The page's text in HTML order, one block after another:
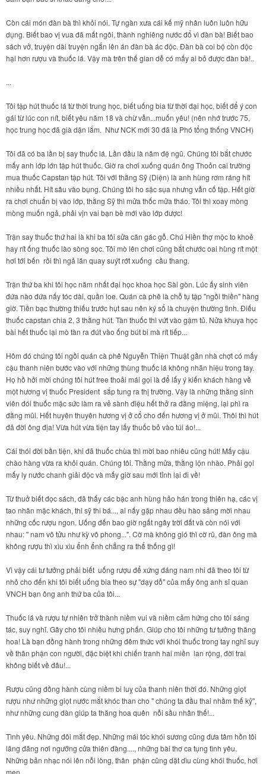
Còn cái món đàn bà thì khỏi nói. Tự ngàn xưa cái kế mỹ nhân luôn luôn hữu
dụng. Biết bao vị vua đã mất ngôi, thành nghiêng nước đổ vì đàn bà! Biết bao
sách vở, truyện dài truyện ngắn lên án đàn bà ác độc. Đàn bà coi bộ còn độc
hại hơn rượu và thuốc lá. Vậy mà trên thế gian dễ có mấy ai bỏ được đàn bà!..
...
Tôi tập hút thuốc lá từ thời trung học, biết uống bia từ thời đại học, biết để ý con
gái từ lúc con nít, biết yêu năm 18 và chừ vẫn...muốn yêu! (nên nhớ trước 75,
học trung học đã già dặn lắm. Như NCK mới 30 đã là Phó tổng thống VNCH)
Tôi đã có ba lần bị say thuốc lá. Lần đầu là năm đệ ngũ. Chúng tôi bắt chước
mấy anh lớp lớn tập hút thuốc. Giờ ra chơi xuống quán ông Thoỏn cai trường
mua thuốc Capstan tập hút. Tôi với thằng Sỹ (Diện) là anh hùng rơm ráng hít
nhiều nhất. Hít sâu vào bụng. Chúng tôi ho sặc sụa nhưng vẫn cố tập. Hết giờ
ra chơi chuẩn bị vào lớp, thằng Sỹ thì mửa thốc mửa tháo. Tôi thì xoay mòng
mòng muốn ngả, phải vịn vai bạn bè mới vào lớp được!
Trận say thuốc thứ hai là khi ba tôi sửa căn gác gỗ. Chú Hiền thợ mộc to khoẻ
hay rít ống thuốc lào sòng sọc. Tôi mò lên chơi cũng bắt chước oai hùng rít một
hơi tới bến rồi thì ngả lăn quay suýt rớt xuống cầu thang.
Trận thứ ba khi tôi học năm nhất đại học khoa học Sài gòn. Lúc ấy sinh viên
đứa nào đứa nấy tóc dài, quần loe. Quán cà phê là chỗ tụ tập "ngồi thiền" hàng
giờ. Tiền bạc thường thiếu trước hụt sau nên ký sổ là chuyện thường tình. Điếu
thuốc capstan chia 2, 3 thằng hút. Tàn thuốc thì vứt vào gậm tủ. Nửa khuya học
bài hết thuốc lại mò tàn ra đút vào ống bút bi mà rít tiếp...
Hôm đó chúng tôi ngồi quán cà phê Nguyễn Thiện Thuật gần nhà chợt có mấy
cậu thanh niên bước vào với những thùng thuốc lá không nhãn hiệu trong tay.
Họ hồ hởi mời chúng tôi hút free thoải mái gọi là để lấy ý kiến khách hàng về
một hương vị thuốc President sắp tung ra thị trường. Vậy là những thằng sinh
viên đói thuốc mặc sức làm ra vẻ sành điệu hết thở ra đằng miệng, lại phì ra
đằng mũi. Hết huyên thuyên hương vị ở cổ cho đến hương vị ở mũi. Thôi thì hút
đã đời ông địa! Vừa hút vừa tiện tay lấy thuốc bỏ vào túi áo!...
Cái thói đời bần tiện, khi đã thuốc chùa thì mời bao nhiêu cũng hút! Mấy cậu
chào hàng vừa ra khỏi quán. Chúng tôi. Thằng mửa, thằng lộn nhào. Phải gọi
mấy ly nước chanh giải độc và mấy giờ sau mới tỉnh lại đi về!
Từ thuở biết đọc sách, đã thấy các bậc anh hùng hảo hán trong thiên hạ, các vị
tao nhân mặc khách, thi sỹ thi bá..., ai nấy gặp nhau đều hào sảng mời nhau
những cốc rượu ngon. Uống đến bao giờ ngất ngây trời đất và còn nói với
nhau: " nam vô tửu như kỳ vô phong...". Cờ mà không gió thì cờ rũ, đàn ông mà
không rượu thì xìu xìu ểnh ểnh chẳng ra thể thống gì!
Vì vậy cái tư tưởng phải biết uống rượu để xứng đáng nam nhi đã theo tôi từ
nhỏ cho đến khi tôi biết uống bia theo sự "dạy dỗ" của mấy ông anh sĩ quan
VNCH bạn ông anh thứ ba của tôi...
Thuốc lá và rượu tự nhiên trở thành niềm vui và niềm cảm hứng cho tôi sáng
tác, suy nghĩ. Gây cho tôi nhiều hưng phấn. Giúp cho tôi những tư tưởng thăng
hoa! Là bạn đồng hành trong những đêm thức với khói thuốc trong tay nghĩ suy
về thân phận con người, đặc biệt khi chiến tranh hai miền lan rộng, đời trai
không biết về đâu!...
Rượu cũng đồng hành cùng niềm bi luỵ của thanh niên thời đó. Những giọt
rượu như những giọt nước mắt khóc than cho " chúng ta đầu thai nhầm thế kỷ",
như những cung đàn giúp ta thăng hoa quên nỗi sầu nhân thế!...
Tình yêu. Những đôi mắt đẹp. Những mái tóc khói sương cũng đưa tâm hồn tôi
lãng đãng nơi ngưỡng cửa thiên đàng...., những bài thơ ca tụng tình yêu.
Những bản nhạc nói lên nỗi lòng, thân phận cũng dặt dìu cùng khói thuốc, hơi
men...